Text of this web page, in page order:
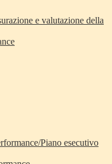
e valutazione della
Piano esecutivo